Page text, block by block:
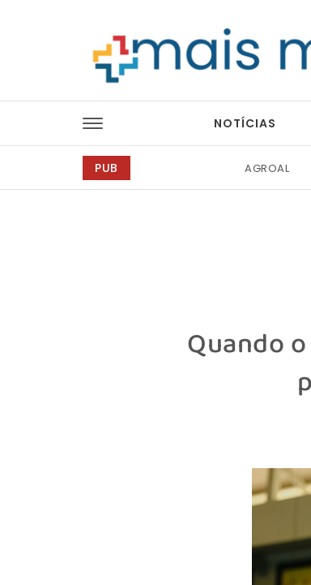
NOTÍCIAS
PUB Abreu
Quando